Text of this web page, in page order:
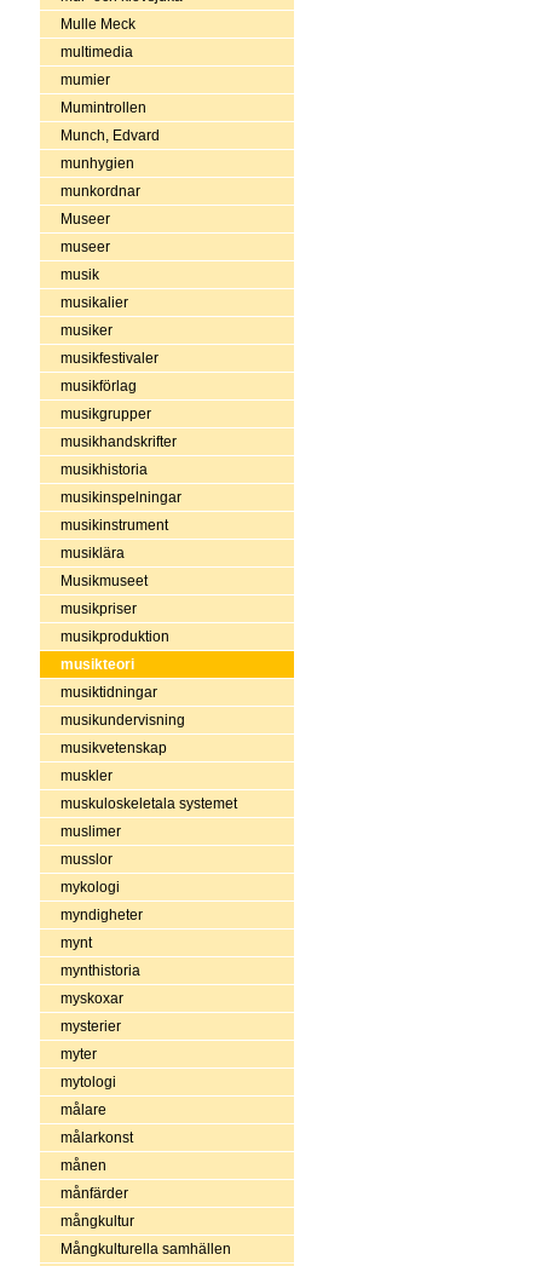
Mulle Meck
multimedia
mumier
Mumintrollen
Munch, Edvard
munhygien
munkordnar
Museer
museer
musik
musikalier
musiker
musikfestivaler
musikförlag
musikgrupper
musikhandskrifter
musikhistoria
musikinspelningar
musikinstrument
musiklära
Musikmuseet
musikpriser
musikproduktion
musikteori
musiktidningar
musikundervisning
musikvetenskap
muskler
muskuloskeletala systemet
muslimer
musslor
mykologi
myndigheter
mynt
mynthistoria
myskoxar
mysterier
myter
mytologi
målare
målarkonst
månen
månfärder
mångkultur
Mångkulturella samhällen